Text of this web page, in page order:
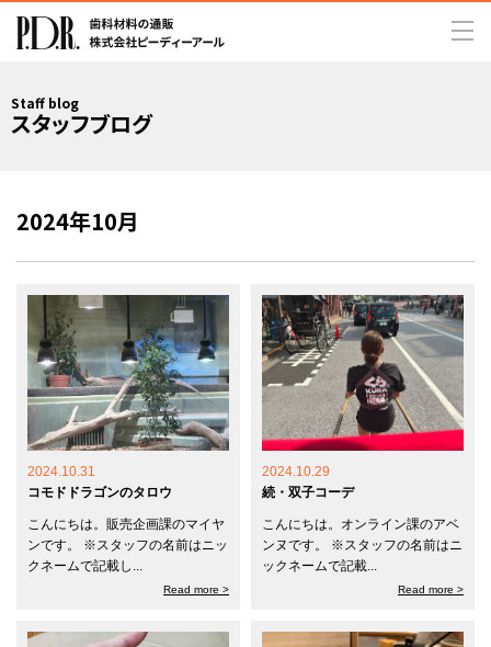
Staff blog
スタッフブログ
2024年10月
2024.10.31
コモドドラゴンのタロウ
こんにちは。販売企画課のマイヤ
ンです。 ※スタッフの名前はニッ
クネームで記載し...
Read more >
2024.10.29
続・双子コーデ
こんにちは。オンライン課のアベ
ンヌです。 ※スタッフの名前はニ
ックネームで記載...
Read more >